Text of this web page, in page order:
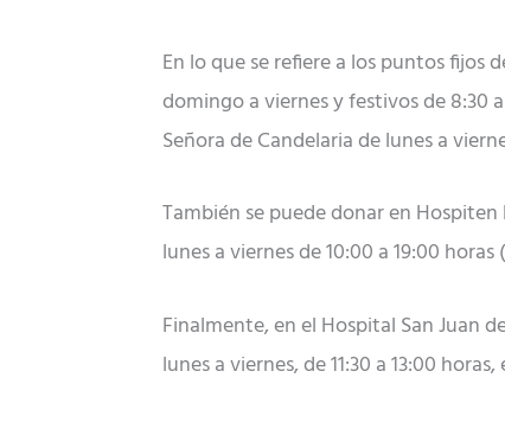
En lo que se refiere a los puntos fijos
domingo a viernes y festivos de 8:30
Señora de Candelaria de lunes a
También se puede donar en
lunes a viernes de 10:00 a 19:00
Finalmente, en el Hospital San Juan
lunes a viernes, de 11:30 a 13:00